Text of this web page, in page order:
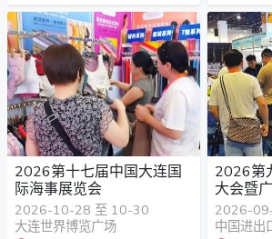
2026第十七届中国大连国
际海事展览会
2026-10-28 至 10-30
大连世界博览广场
2026第
大会暨
览会
2026-
中国进出口商